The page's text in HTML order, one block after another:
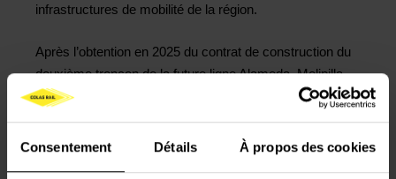
Consentement Détails À propos des cookies
infrastructures de mobilité de la région.
Après l’obtention en 2025 du contrat de construction du
deuxième tronçon de la future ligne Alameda–Melipilla,
ce nouveau succès confirme la dynamique de
confiance accordée au Groupe et renforce sa position